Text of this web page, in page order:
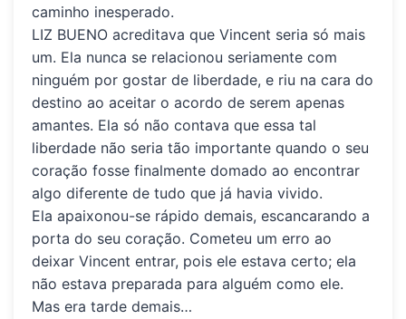
caminho inesperado.
LIZ BUENO acreditava que Vincent seria só mais
um. Ela nunca se relacionou seriamente com
ninguém por gostar de liberdade, e riu na cara do
destino ao aceitar o acordo de serem apenas
amantes. Ela só não contava que essa tal
liberdade não seria tão importante quando o seu
coração fosse finalmente domado ao encontrar
algo diferente de tudo que já havia vivido.
Ela apaixonou-se rápido demais, escancarando a
porta do seu coração. Cometeu um erro ao
deixar Vincent entrar, pois ele estava certo; ela
não estava preparada para alguém como ele.
Mas era tarde demais…